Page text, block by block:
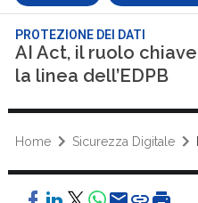
PROTEZIONE DEI DATI
AI Act, il ruolo
la linea dell’EDPB
Home Sicurezza Digitale